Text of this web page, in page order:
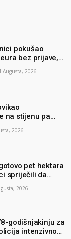
pokušao
bez prijave,
Augusta, 2026
na stijenu pa
2026
pet hektara
spriječili da
2026
godišnjakinju za
intenzivno